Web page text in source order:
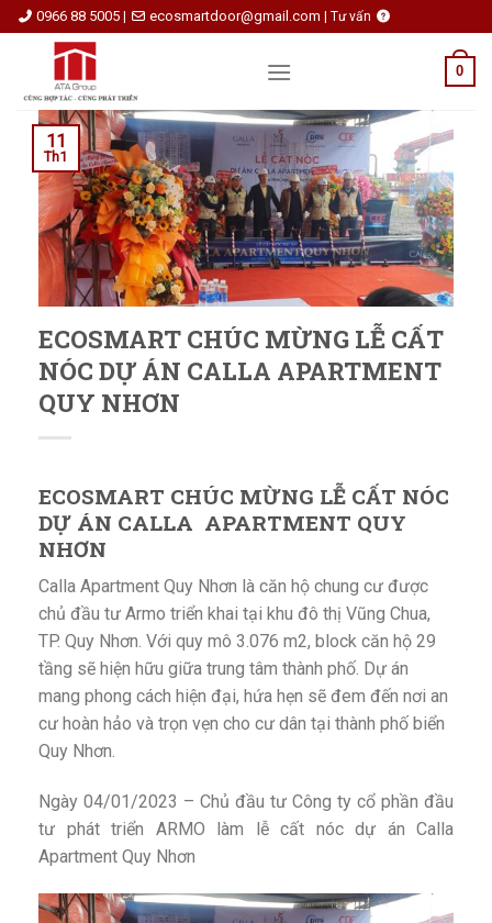
Skip
to
0966 88 5005 | ecosmartdoor@gmail.com | Tư vấn
0
ECOSMART CHÚC MỪNG LỄ CẤT
NÓC DỰ ÁN CALLA APARTMENT
QUY NHƠN
11
Th1
ECOSMART CHÚC MỪNG LỄ CẤT NÓC
DỰ ÁN CALLA APARTMENT QUY
NHƠN
Calla Apartment Quy Nhơn là căn hộ chung cư được
chủ đầu tư Armo triển khai tại khu đô thị Vũng Chua,
TP. Quy Nhơn. Với quy mô 3.076 m2, block căn hộ 29
tầng sẽ hiện hữu giữa trung tâm thành phố. Dự án
mang phong cách hiện đại, hứa hẹn sẽ đem đến nơi an
cư hoàn hảo và trọn vẹn cho cư dân tại thành phố biển
Quy Nhơn.
Ngày 04/01/2023 – Chủ đầu tư Công ty cổ phần đầu
tư phát triển ARMO làm lễ cất nóc dự án Calla
Apartment Quy Nhơn